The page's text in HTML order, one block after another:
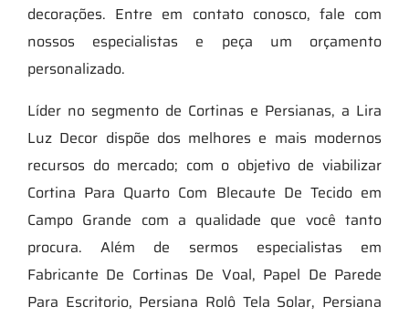
decorações. Entre em contato conosco, fale com
nossos especialistas e peça um orçamento
personalizado.
Líder no segmento de Cortinas e Persianas, a Lira
Luz Decor dispõe dos melhores e mais modernos
recursos do mercado; com o objetivo de viabilizar
Cortina Para Quarto Com Blecaute De Tecido em
Campo Grande com a qualidade que você tanto
procura. Além de sermos especialistas em
Fabricante De Cortinas De Voal, Papel De Parede
Para Escritorio, Persiana Rolô Tela Solar, Persiana